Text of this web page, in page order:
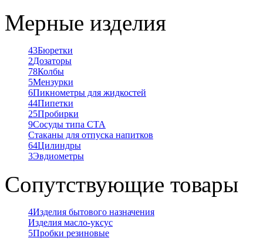
Мерные изделия
43Бюретки
2Дозаторы
78Колбы
5Мензурки
6Пикнометры для жидкостей
44Пипетки
25Пробирки
9Сосуды типа СТА
Стаканы для отпуска напитков
64Цилиндры
3Эвдиометры
Сопутствующие товары
4Изделия бытового назначения
Изделия масло-уксус
5Пробки резиновые